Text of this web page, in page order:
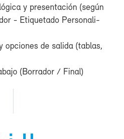
y pre­sen­ta­ción (se­gún
- Eti­que­ta­do Per­so­na­li­
op­cio­nes de sa­li­da (ta­blas,
(Bo­rra­dor / Fi­nal)